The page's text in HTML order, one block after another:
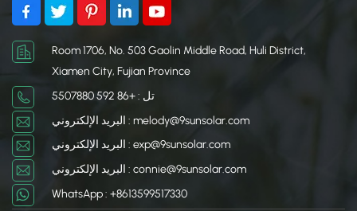
Room 1706, No. 503 Gaolin Middle Road, Huli District,
Xiamen City, Fujian Province
تل : +86 592 5507880
البريد الإلكتروني : melody@9sunsolar.com
البريد الإلكتروني : exp@9sunsolar.com
البريد الإلكتروني : connie@9sunsolar.com
WhatsApp : +8613599517330